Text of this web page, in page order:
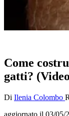
Come
gatti?
Di Ilenia Colombo
aggiornato il 03/05/